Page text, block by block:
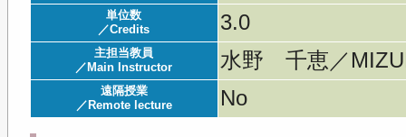
単位数
／Credits
3.0
主担当教員
／Main Instructor
水野 千恵／
遠隔授業
／Remote lecture
No